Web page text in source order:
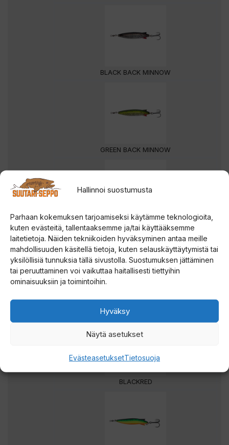
Hallinnoi suostumusta
Parhaan kokemuksen tarjoamiseksi käytämme teknologioita,
kuten evästeitä, tallentaaksemme ja/tai käyttääksemme
laitetietoja. Näiden tekniikoiden hyväksyminen antaa meille
mahdollisuuden käsitellä tietoja, kuten selauskäyttäytymistä tai
yksilöllisiä tunnuksia tällä sivustolla. Suostumuksen jättäminen
tai peruuttaminen voi vaikuttaa haitallisesti tiettyihin
ominaisuuksiin ja toimintoihin.
Hyväksy
Näytä asetukset
EvästeasetuksetTietosuoja
BLACK BACK MINNOW
GREEN BACK MINNOW
GOLD
BLACKRED